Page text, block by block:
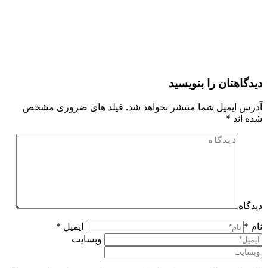
دیدگاهتان را بنویسید
آدرس ایمیل شما منتشر نخواهد شد. فیلد های ضروری مشخص
شده اند *
دیدگاه
نام *
ایمیل *
وبسایت